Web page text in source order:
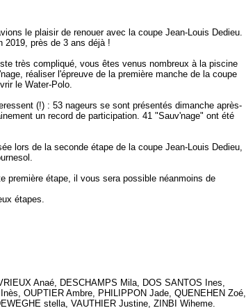
le plaisir de renouer avec la coupe Jean-Louis Dedieu.
2019, près de 3 ans déjà !
très compliqué, vous êtes venus nombreux à la piscine
réaliser l'épreuve de la première manche de la coupe
le Water-Polo.
(!) : 53 nageurs se sont présentés dimanche après-
un record de participation. 41 "Sauv'nage" ont été
lors de la seconde étape de la coupe Jean-Louis Dedieu,
première étape, il vous sera possible néanmoins de
étapes.
Anaé, DESCHAMPS Mila, DOS SANTOS Ines,
OUPTIER Ambre, PHILIPPON Jade, QUENEHEN Zoé,
stella, VAUTHIER Justine, ZINBI Wiheme.